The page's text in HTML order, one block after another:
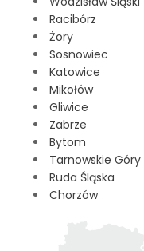
Racibórz
Żory
Sosnowiec
Katowice
Mikołów
Gliwice
Zabrze
Bytom
Tarnowskie Góry
Ruda Śląska
Chorzów